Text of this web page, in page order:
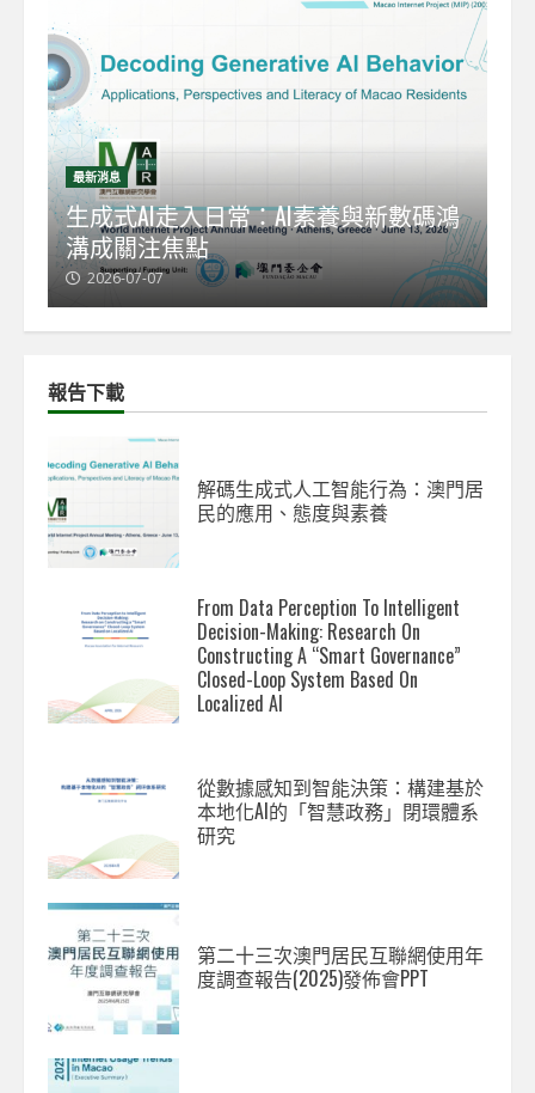
最新消息
生成式AI走入日常：AI素養與新數碼鴻
溝成關注焦點
2026-07-07
報告下載
解碼生成式人工智能行為：澳門居
民的應用、態度與素養
From Data Perception To Intelligent
Decision-Making: Research On
Constructing A “Smart Governance”
Closed-Loop System Based On
Localized AI
從數據感知到智能決策：構建基於
本地化AI的「智慧政務」閉環體系
研究
第二十三次澳門居民互聯網使用年
度調查報告(2025)發佈會PPT